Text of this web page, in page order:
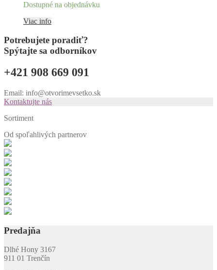
Dostupné na objednávku
Viac info
Potrebujete poradiť?
Spýtajte sa odborníkov
+421 908 669 091
Email: info@otvorimevsetko.sk
Kontaktujte nás
Sortiment
Od spoľahlivých partnerov
Predajňa
Dlhé Hony 3167
911 01 Trenčín